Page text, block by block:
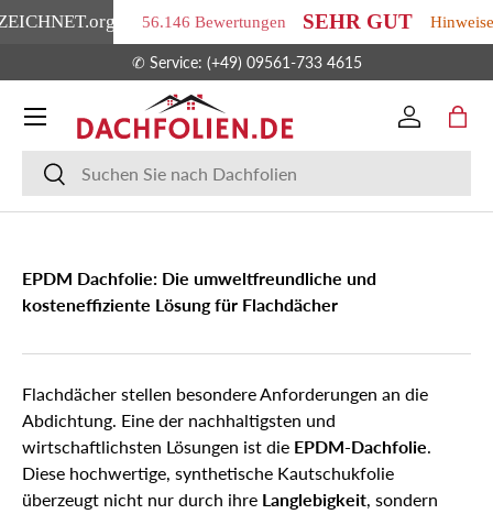
.org 56.146 Bewertungen SEHR GUT
Hinweise
✆ Service: (+49) 09561-733 4615
Suchen
Suchen
Einloggen
Menü
EPDM Dachfolie: Die umweltfreundliche und
kosteneffiziente Lösung für Flachdächer
Flachdächer stellen besondere Anforderungen an die
Abdichtung. Eine der nachhaltigsten und
wirtschaftlichsten Lösungen ist die EPDM-Dachfolie.
Diese hochwertige, synthetische Kautschukfolie
überzeugt nicht nur durch ihre Langlebigkeit, sondern